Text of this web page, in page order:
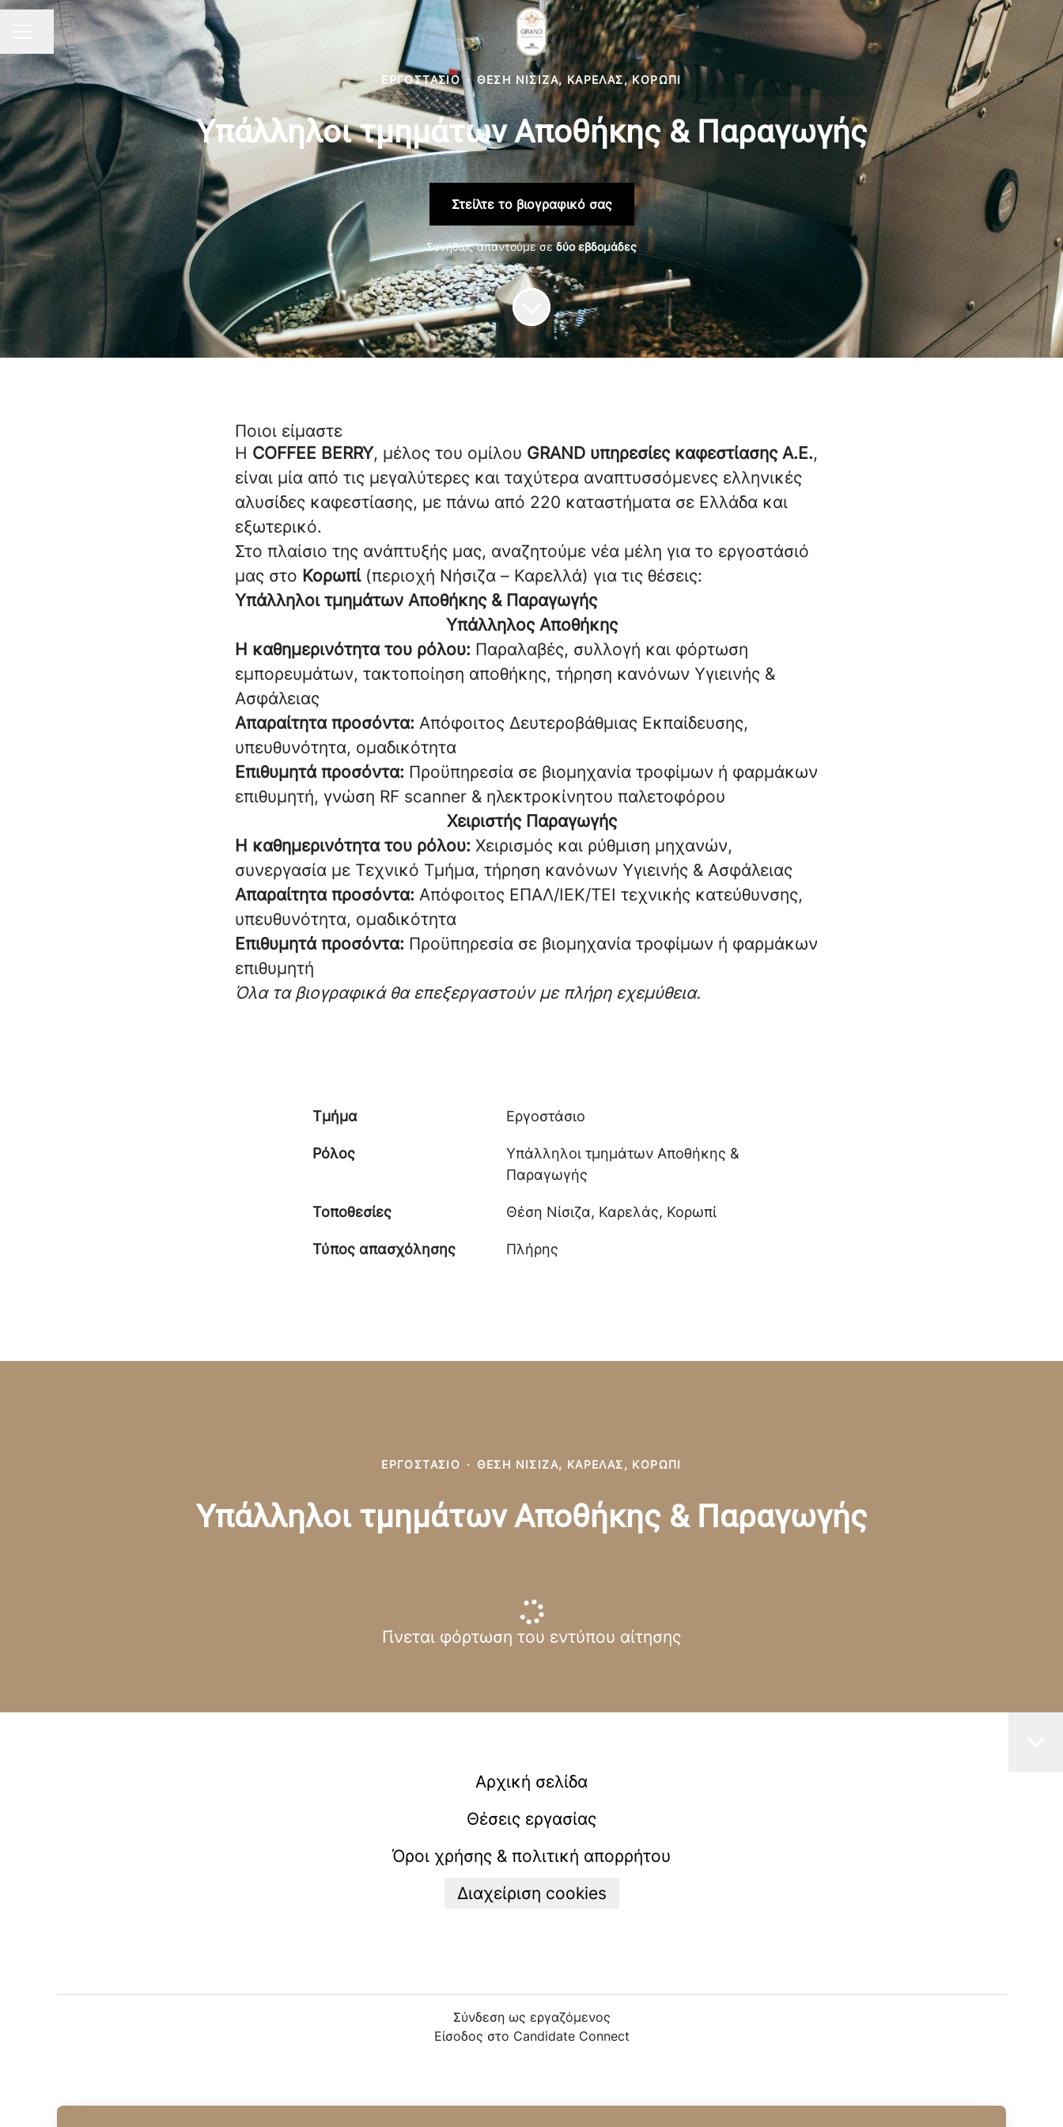
Κοινή χρήση σελίδας
ΕΡΓΟΣΤΆΣΙΟ · ΘΈΣΗ ΝΊΣΙΖΑ, ΚΑΡΕΛΆΣ, ΚΟΡΩΠΊ
Υπάλληλοι τμημάτων Αποθήκης & Παραγωγής
Στείλτε το βιογραφικό σας
Συνήθως απαντούμε σεδύο εβδομάδες
Ποιοι είμαστε
Η COFFEE BERRY, μέλος του ομίλου GRAND υπηρεσίες καφεστίασης Α.Ε.,
είναι μία από τις μεγαλύτερες και ταχύτερα αναπτυσσόμενες ελληνικές
αλυσίδες καφεστίασης, με πάνω από 220 καταστήματα σε Ελλάδα και
εξωτερικό.
Στο πλαίσιο της ανάπτυξής μας, αναζητούμε νέα μέλη για το εργοστάσιό
μας στο Κορωπί(περιοχή Νήσιζα – Καρελλά) για τις θέσεις:
Υπάλληλοι τμημάτων Αποθήκης & Παραγωγής
Υπάλληλος Αποθήκης
Η καθημερινότητα του ρόλου: Παραλαβές, συλλογή και φόρτωση
εμπορευμάτων, τακτοποίηση αποθήκης, τήρηση κανόνων Υγιεινής &
Ασφάλειας
Απαραίτητα προσόντα: Απόφοιτος Δευτεροβάθμιας Εκπαίδευσης,
υπευθυνότητα, ομαδικότητα
Επιθυμητά προσόντα: Προϋπηρεσία σε βιομηχανία τροφίμων ή φαρμάκων
επιθυμητή, γνώση RF scanner & ηλεκτροκίνητου παλετοφόρου
Χειριστής Παραγωγής
Η καθημερινότητα του ρόλου: Χειρισμός και ρύθμιση μηχανών,
συνεργασία με Τεχνικό Τμήμα, τήρηση κανόνων Υγιεινής & Ασφάλειας
Απαραίτητα προσόντα: Απόφοιτος ΕΠΑΛ/ΙΕΚ/ΤΕΙ τεχνικής κατεύθυνσης,
υπευθυνότητα, ομαδικότητα
Επιθυμητά προσόντα: Προϋπηρεσία σε βιομηχανία τροφίμων ή φαρμάκων
επιθυμητή
Όλα τα βιογραφικά θα επεξεργαστούν με πλήρη εχεμύθεια.
Τμήμα Εργοστάσιο
Ρόλος
Υπάλληλοι τμημάτων Αποθήκης &
Παραγωγής
Τοποθεσίες Θέση Νίσιζα, Καρελάς, Κορωπί
Τύπος απασχόλησης Πλήρης
ΕΡΓΟΣΤΆΣΙΟ · ΘΈΣΗ ΝΊΣΙΖΑ, ΚΑΡΕΛΆΣ, ΚΟΡΩΠΊ
Υπάλληλοι τμημάτων Αποθήκης & Παραγωγής
Γίνεται φόρτωση του εντύπου αίτησης
Αρχική σελίδα
Θέσεις εργασίας
Όροι χρήσης & πολιτική απορρήτου
Διαχείριση cookies
Σύνδεση ως εργαζόμενος
Είσοδος στο Candidate Connect